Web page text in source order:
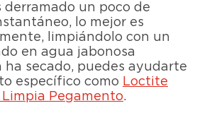
derramado un poco de
lo mejor es
limpiándolo con un
en agua jabonosa
ha secado, puedes ayudarte
específico como Loctite
Pegamento.